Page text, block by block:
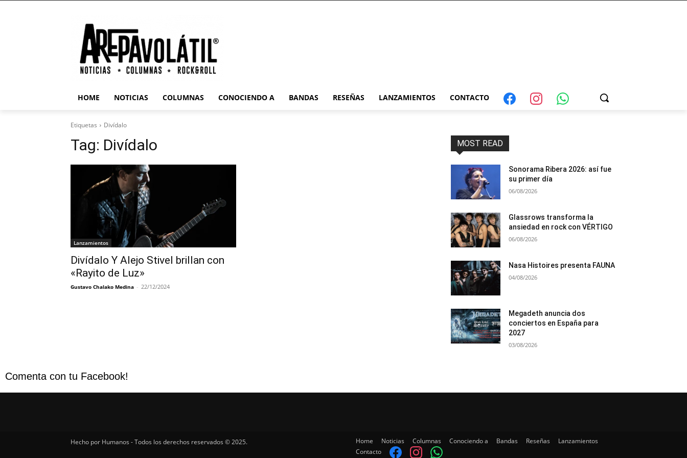
HOME NOTICIAS COLUMNAS CONOCIENDO A BANDAS RESEÑAS LANZAMIENTOS CONTACTO
Etiquetas Divídalo
Tag: Divídalo
Lanzamientos
Divídalo Y Alejo Stivel brillan con
«Rayito de Luz»
Gustavo Chalako Medina - 22/12/2024
MOST READ
Sonorama Ribera 2026: así fue
su primer día
06/08/2026
Glassrows transforma la
ansiedad en rock con VÉRTIGO
06/08/2026
Nasa Histoires presenta FAUNA
04/08/2026
Megadeth anuncia dos
conciertos en España para
2027
03/08/2026
Comenta con tu Facebook!
Hecho por Humanos - Todos los derechos reservados © 2025. Home Noticias Columnas Conociendo a Bandas Reseñas
Lanzamientos
Contacto